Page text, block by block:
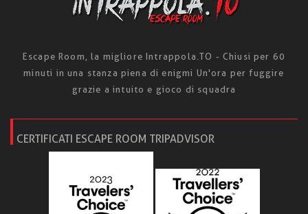
Escape Room, la migliore Intrappola.TO - Chiusi per 60
minuti in una stanza piena di enigmi Un'ora per fuggire
grazie a intuito e gioco di squadra
CERTIFICATI ESCAPE ROOM TRIPADVISOR